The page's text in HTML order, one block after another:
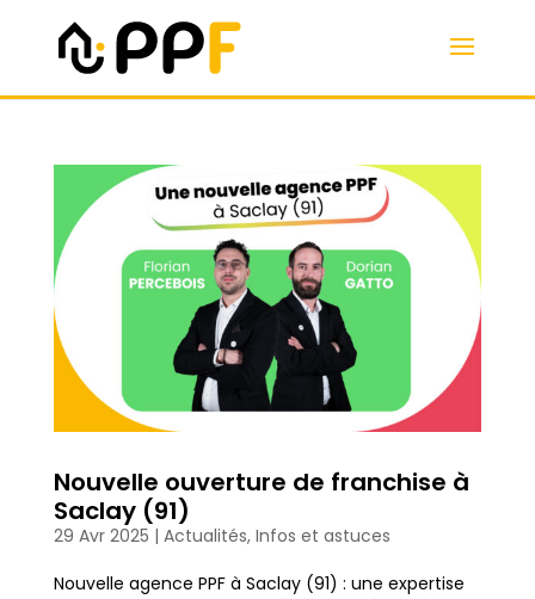
Nouvelle ouverture de franchise à
Saclay (91)
29 Avr 2025 | Actualités, Infos et astuces
Nouvelle agence PPF à Saclay (91) : une expertise